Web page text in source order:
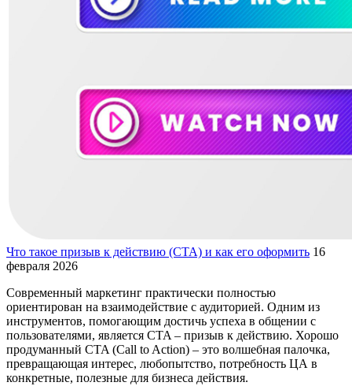
Что такое призыв к действию (CTA) и как его оформить 16
февраля 2026
Современный маркетинг практически полностью
ориентирован на взаимодействие с аудиторией. Одним из
инструментов, помогающим достичь успеха в общении с
пользователями, является CTA – призыв к действию. Хорошо
продуманный CTA (Call to Action) – это волшебная палочка,
превращающая интерес, любопытство, потребность ЦА в
конкретные, полезные для бизнеса действия.